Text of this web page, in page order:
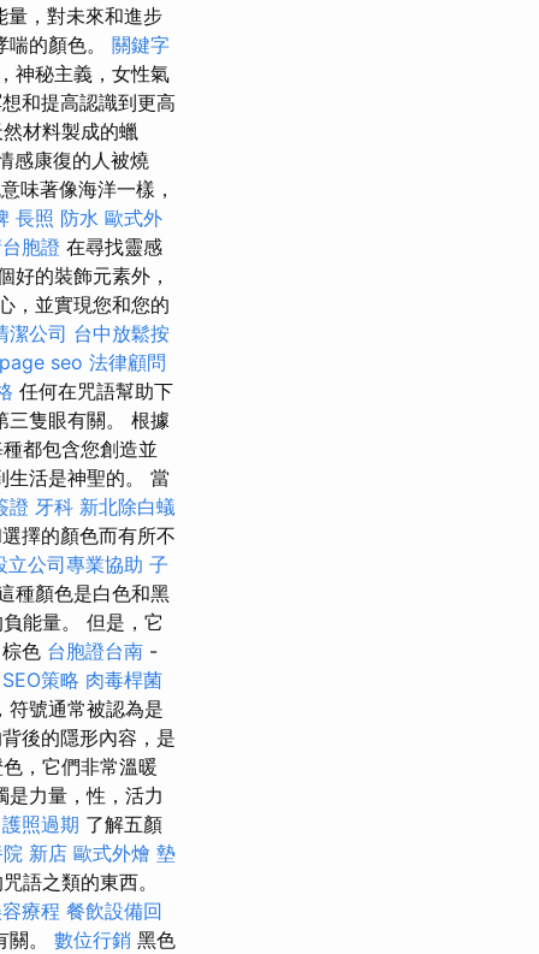
量，對未來和進步
的顏色。 關鍵字
神秘主義，女性氣
和提高認識到更高
材料製成的蠟
感康復的人被燒
味著像海洋一樣​​，
長照 防水 歐式外
胞證 在尋找靈感
好的裝飾元素外，
，並實現您和您的
潔公司 台中放鬆按
seo 法律顧問
任何在咒語幫助下
三隻眼有關。 根據
都包含您創造並
生活是神聖的。 當
證 牙科 新北除白蟻
擇的顏色而有所不
立公司專業協助 子
種顏色是白色和黑
能量。 但是，它
棕色 台胞證台南 -
策略 肉毒桿菌
符號通常被認為是
後的隱形內容，是
，它們非常溫暖
力量，性，活力
護照過期 了解五顏
新店 歐式外燴 墊
語之類的東西。
療程 餐飲設備回
。 數位行銷 黑色